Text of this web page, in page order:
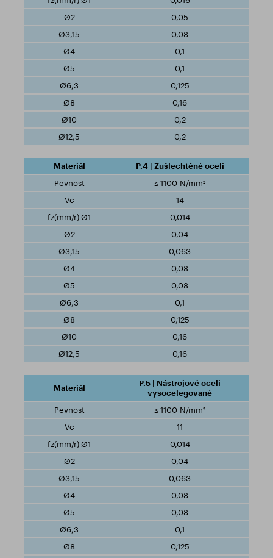
0,05
0,08
0,1
0,1
0,125
0,16
0,2
0,2
P.4 | Zušlechtěné oceli
≤ 1100 N/mm²
14
0,014
0,04
0,063
0,08
0,08
0,1
0,125
0,16
0,16
P.5 | Nástrojové oceli
vysocelegované
≤ 1100 N/mm²
11
0,014
0,04
0,063
0,08
0,08
0,1
0,125